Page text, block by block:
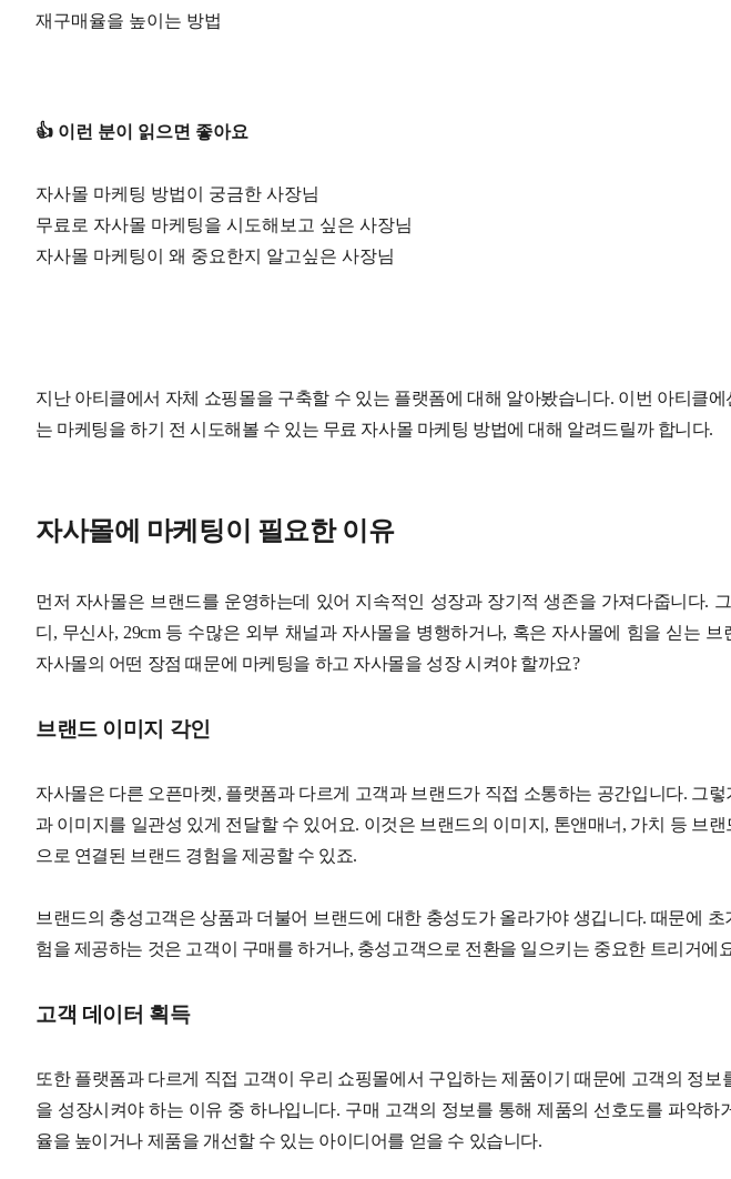
재구매율을 높이는 방법
👍 이런 분이 읽으면 좋아요
자사몰 마케팅 방법이 궁금한 사장님
무료로 자사몰 마케팅을 시도해보고 싶은 사장님
자사몰 마케팅이 왜 중요한지 알고싶은 사장님
지난 아티클에서 자체 쇼핑몰을 구축할 수 있는 플랫폼에 대해 알아봤습니다. 이번 아티클
는 마케팅을 하기 전 시도해볼 수 있는 무료 자사몰 마케팅 방법에 대해 알려드릴까 합니다.
자사몰에 마케팅이 필요한 이유
먼저 자사몰은 브랜드를 운영하는데 있어 지속적인 성장과 장기적 생존을 가져다줍니다.
디, 무신사, 29cm 등 수많은 외부 채널과 자사몰을 병행하거나, 혹은 자사몰에 힘을 싣는
자사몰의 어떤 장점 때문에 마케팅을 하고 자사몰을 성장 시켜야 할까요?
브랜드 이미지 각인
자사몰은 다른 오픈마켓, 플랫폼과 다르게 고객과 브랜드가 직접 소통하는 공간입니다. 그
과 이미지를 일관성 있게 전달할 수 있어요. 이것은 브랜드의 이미지, 톤앤매너, 가치 등 브
으로 연결된 브랜드 경험을 제공할 수 있죠.
브랜드의 충성고객은 상품과 더불어 브랜드에 대한 충성도가 올라가야 생깁니다. 때문에
험을 제공하는 것은 고객이 구매를 하거나, 충성고객으로 전환을 일으키는 중요한 트리거에
고객 데이터 획득
또한 플랫폼과 다르게 직접 고객이 우리 쇼핑몰에서 구입하는 제품이기 때문에 고객의 정보
을 성장시켜야 하는 이유 중 하나입니다. 구매 고객의 정보를 통해 제품의 선호도를 파악하
율을 높이거나 제품을 개선할 수 있는 아이디어를 얻을 수 있습니다.